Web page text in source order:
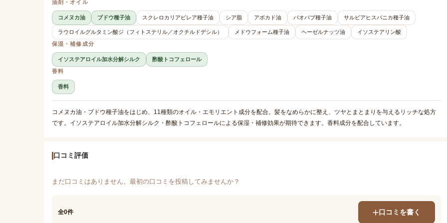
油剤・オイル
コメヌカ油 ブドウ種子油 スクレロカリアビレア種子油 シア脂 アボカド油 バオバブ種子油 サルビアヒスパニカ種子油
ラウロイルグルタミン酸ジ（フィトステリル／オクチルドデシル） メドウフォーム種子油 ヘーゼルナッツ油
イソステアリン酸
保湿・補修成分
イソステアロイル加水分解シルク
酢酸トコフェロール
香料
香料
コメヌカ油・ブドウ種子油をはじめ、11種類のオイル・エモリエント成分を配合。髪をなめらかに整え、ツヤとまとまりを与えるリッチな処方
です。イソステアロイル加水分解シルク・酢酸トコフェロールによる保湿・補修効果が期待できます。香料成分を配合しています。
口コミ評価
まだ口コミはありません。最初の口コミを投稿してみませんか？
全0件 口コミを書く